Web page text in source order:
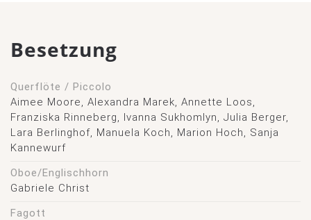
Besetzung
Querflöte / Piccolo
Aimee Moore, Alexandra Marek, Annette Loos,
Franziska Rinneberg, Ivanna Sukhomlyn, Julia Berger,
Lara Berlinghof, Manuela Koch, Marion Hoch, Sanja
Kannewurf
Oboe/Englischhorn
Gabriele Christ
Fagott